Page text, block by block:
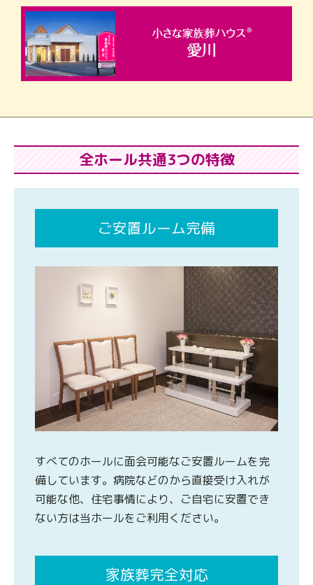
全ホール共通3つの特徴
ご安置ルーム完備
すべてのホールに面会可能なご安置ルームを完
備しています。病院などのから直接受け入れが
可能な他、住宅事情により、ご自宅に安置でき
ない方は当ホールをご利用ください。
家族葬完全対応